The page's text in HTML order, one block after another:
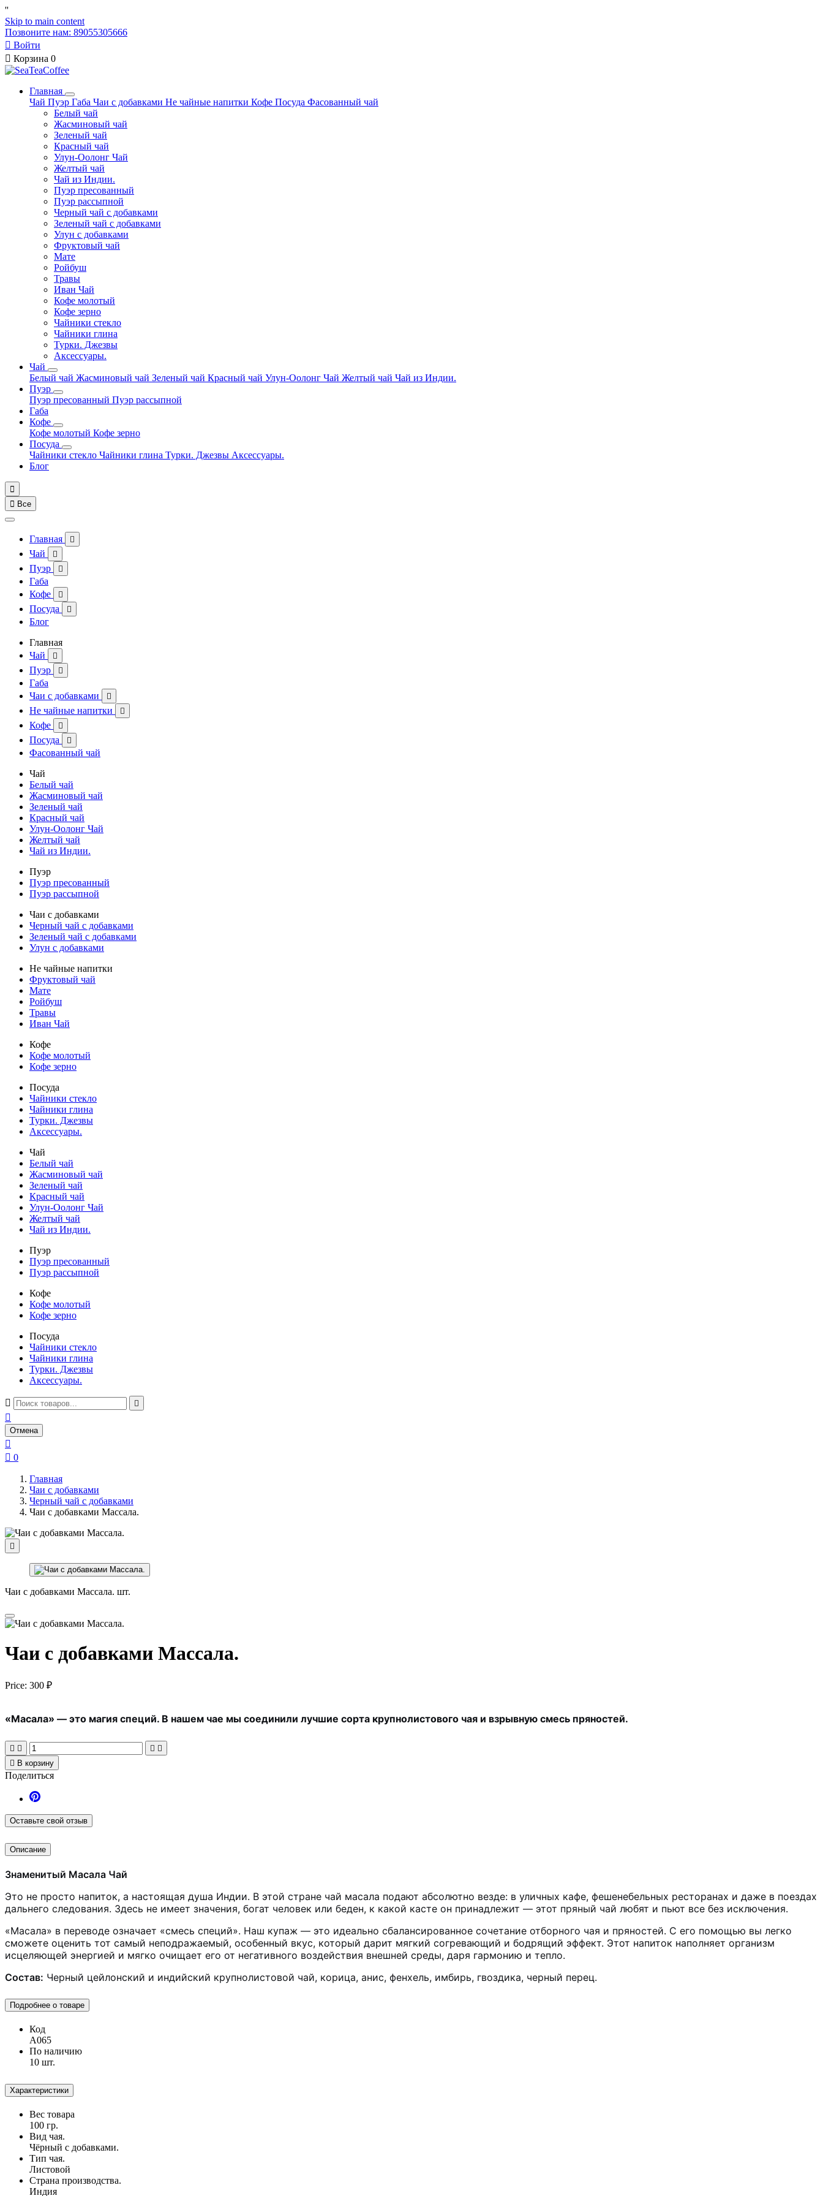
''
Skip to main content
Позвоните нам: 89055305666
 Войти
 Корзина 0
Главная
Чай Пуэр Габа Чаи с добавками Не чайные напитки Кофе Посуда Фасованный чай
Белый чай
Жасминовый чай
Зеленый чай
Красный чай
Улун-Оолонг Чай
Желтый чай
Чай из Индии.
Пуэр пресованный
Пуэр рассыпной
Черный чай с добавками
Зеленый чай с добавками
Улун с добавками
Фруктовый чай
Мате
Ройбуш
Травы
Иван Чай
Кофе молотый
Кофе зерно
Чайники стекло
Чайники глина
Турки. Джезвы
Аксессуары.
Чай
Белый чай Жасминовый чай Зеленый чай Красный чай Улун-Оолонг Чай Желтый чай Чай из Индии.
Пуэр
Пуэр пресованный Пуэр рассыпной
Габа
Кофе
Кофе молотый Кофе зерно
Посуда
Чайники стекло Чайники глина Турки. Джезвы Аксессуары.
Блог

 Все
Главная 
Чай 
Пуэр 
Габа
Кофе

Посуда 
Блог
Главная
Чай

Пуэр 
Габа
Чаи с добавками

Не чайные напитки 
Кофе 
Посуда 
Фасованный чай
Чай
Белый чай
Жасминовый чай
Зеленый чай
Красный чай
Улун-Оолонг Чай
Желтый чай
Чай из Индии.
Пуэр
Пуэр пресованный
Пуэр рассыпной
Чаи с добавками
Черный чай с добавками
Зеленый чай с добавками
Улун с добавками
Не чайные напитки
Фруктовый чай
Мате
Ройбуш
Травы
Иван Чай
Кофе
Кофе молотый
Кофе зерно
Посуда
Чайники стекло
Чайники глина
Турки. Джезвы
Аксессуары.
Чай
Белый чай
Жасминовый чай
Зеленый чай
Красный чай
Улун-Оолонг Чай
Желтый чай
Чай из Индии.
Пуэр
Пуэр пресованный
Пуэр рассыпной
Кофе
Кофе молотый
Кофе зерно
Посуда
Чайники стекло
Чайники глина
Турки. Джезвы
Аксессуары.
 

Отмена

 0
Главная
Чаи с добавками
Черный чай с добавками
Чаи с добавками Массала.

Чаи с добавками Массала. шт.
Чаи с добавками Массала.
Price: 300 ₽
«Масала» — это магия специй. В нашем чае мы соединили лучшие сорта крупнолистового чая и взрывную смесь пряностей.
   
 В корзину
Поделиться
Оставьте свой отзыв
Описание
Знаменитый Масала Чай
Это не просто напиток, а настоящая душа Индии. В этой стране чай масала подают абсолютно везде: в уличных кафе, фешенебельных ресторанах и даже в поездах
дальнего следования. Здесь не имеет значения, богат человек или беден, к какой касте он принадлежит — этот пряный чай любят и пьют все без исключения.
«Масала» в переводе означает «смесь специй». Наш купаж — это идеально сбалансированное сочетание отборного чая и пряностей. С его помощью вы легко
сможете оценить тот самый неподражаемый, особенный вкус, который дарит мягкий согревающий и бодрящий эффект. Этот напиток наполняет организм
исцеляющей энергией и мягко очищает его от негативного воздействия внешней среды, даря гармонию и тепло.
Состав: Черный цейлонский и индийский крупнолистовой чай, корица, анис, фенхель, имбирь, гвоздика, черный перец.
Подробнее о товаре
Код
А065
По наличию
10 шт.
Характеристики
Вес товара
100 гр.
Вид чая.
Чёрный с добавками.
Тип чая.
Листовой
Страна производства.
Индия